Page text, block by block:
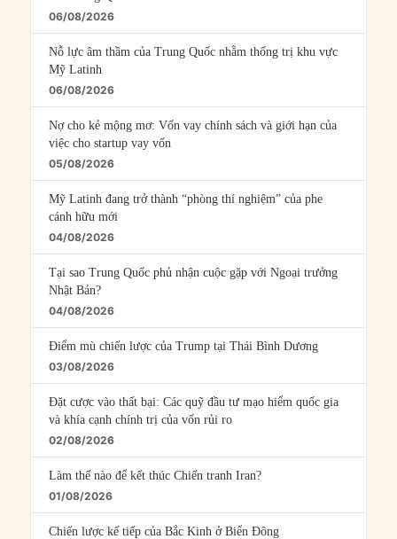
06/08/2026
Nỗ lực âm thầm của Trung Quốc nhằm thống trị khu vực
Mỹ Latinh
06/08/2026
Nợ cho kẻ mộng mơ: Vốn vay chính sách và giới hạn của
việc cho startup vay vốn
05/08/2026
Mỹ Latinh đang trở thành “phòng thí nghiệm” của phe
cánh hữu mới
04/08/2026
Tại sao Trung Quốc phủ nhận cuộc gặp với Ngoại trưởng
Nhật Bản?
04/08/2026
Điểm mù chiến lược của Trump tại Thái Bình Dương
03/08/2026
Đặt cược vào thất bại: Các quỹ đầu tư mạo hiểm quốc gia
và khía cạnh chính trị của vốn rủi ro
02/08/2026
Làm thế nào để kết thúc Chiến tranh Iran?
01/08/2026
Chiến lược kế tiếp của Bắc Kinh ở Biển Đông